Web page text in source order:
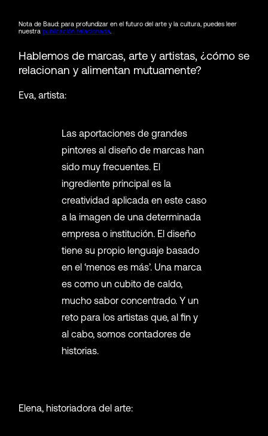
Nota de Baud: para profundizar en el futuro del arte y la cultura, puedes leer
nuestra publicación relacionada
Hablemos de marcas, arte y artistas, ¿cómo se
relacionan y alimentan mutuamente?
Eva, artista:
Las aportaciones de grandes
pintores al diseño de marcas han
sido muy frecuentes. El
ingrediente principal es la
creatividad aplicada en este caso
a la imagen de una determinada
empresa o institución. El diseño
tiene su propio lenguaje basado
en el ‘menos es más’. Una marca
es como un cubito de caldo,
mucho sabor concentrado. Y un
reto para los artistas que, al fin y
al cabo, somos contadores de
historias.
Elena, historiadora del arte: